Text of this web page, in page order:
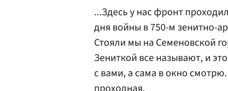
...Здесь у нас фронт
дня войны в 750-м зенитно-
Стояли мы на Семеновской
Зениткой все называют, и
с вами, а сама в окно